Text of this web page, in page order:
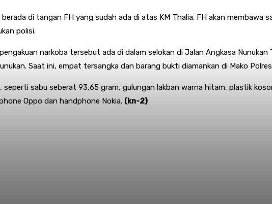
di tangan FH yang sudah ada di atas KM Thalia. FH akan membawa
polisi.
narkoba tersebut ada di dalam selokan di Jalan Angkasa
Saat ini, empat tersangka dan barang bukti diamankan di Mako
seperti sabu seberat 93,65 gram, gulungan lakban warna hitam, plastik
Oppo dan handphone Nokia. (kn-2)